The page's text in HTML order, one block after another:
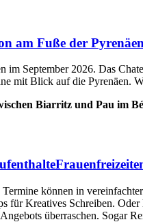
im September 2026. Das
mit Blick auf die Pyrenäen.
Biarritz und Pau im
können in
für Kreatives Schreiben.
überraschen. Sogar